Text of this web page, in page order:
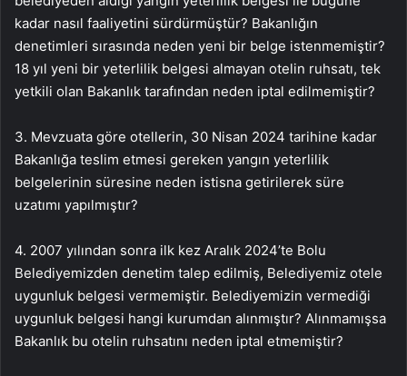
kadar nasıl faaliyetini sürdürmüştür? Bakanlığın
denetimleri sırasında neden yeni bir belge istenmemiştir?
18 yıl yeni bir yeterlilik belgesi almayan otelin ruhsatı, tek
yetkili olan Bakanlık tarafından neden iptal edilmemiştir?
3.⁠ Mevzuata göre otellerin, 30 Nisan 2024 tarihine kadar
Bakanlığa teslim etmesi gereken yangın yeterlilik
belgelerinin süresine neden istisna getirilerek süre
uzatımı yapılmıştır?
4. 2007 yılından sonra ilk kez Aralık 2024’te Bolu
Belediyemizden denetim talep edilmiş, Belediyemiz otele
uygunluk belgesi vermemiştir. Belediyemizin vermediği
uygunluk belgesi hangi kurumdan alınmıştır? Alınmamışsa
Bakanlık bu otelin ruhsatını neden iptal etmemiştir?